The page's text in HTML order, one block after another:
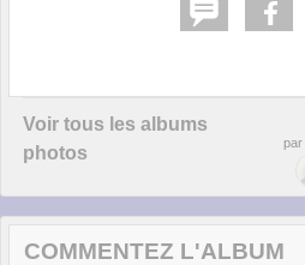
Voir tous les albums
photos
par
COMMENTEZ L'ALBUM